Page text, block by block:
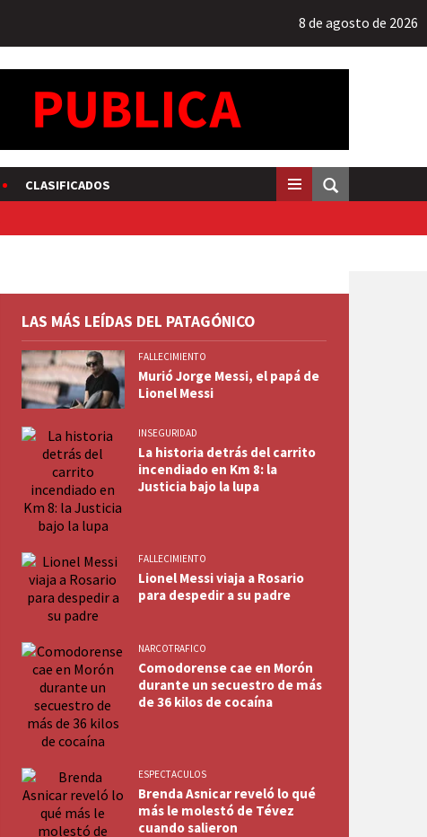
8 de agosto de 2026
CLASIFICADOS
LAS MÁS LEÍDAS DEL PATAGÓNICO
FALLECIMIENTO
Murió Jorge Messi, el papá de
Lionel Messi
INSEGURIDAD
La historia detrás del carrito
incendiado en Km 8: la
Justicia bajo la lupa
FALLECIMIENTO
Lionel Messi viaja a Rosario
para despedir a su padre
NARCOTRAFICO
Comodorense cae en Morón
durante un secuestro de más
de 36 kilos de cocaína
ESPECTACULOS
Brenda Asnicar reveló lo qué
más le molestó de Tévez
cuando salieron